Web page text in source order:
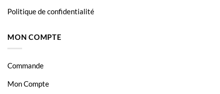
Politique de confidentialité
MON COMPTE
Commande
Mon Compte